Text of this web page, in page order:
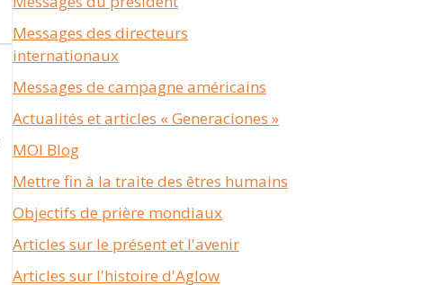
Messages des directeurs
internationaux
Messages de campagne américains
Actualités et articles « Generaciones »
MOI Blog
Mettre fin à la traite des êtres humains
Objectifs de prière mondiaux
Articles sur le présent et l'avenir
Articles sur l'histoire d'Aglow